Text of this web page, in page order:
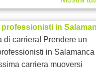
in
di carriera! Prendere un
in Salamanca
carriera muoversi